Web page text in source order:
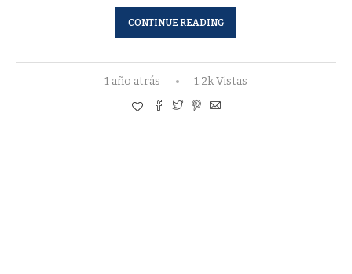
CONTINUE READING
1 año atrás 1.2k Vistas